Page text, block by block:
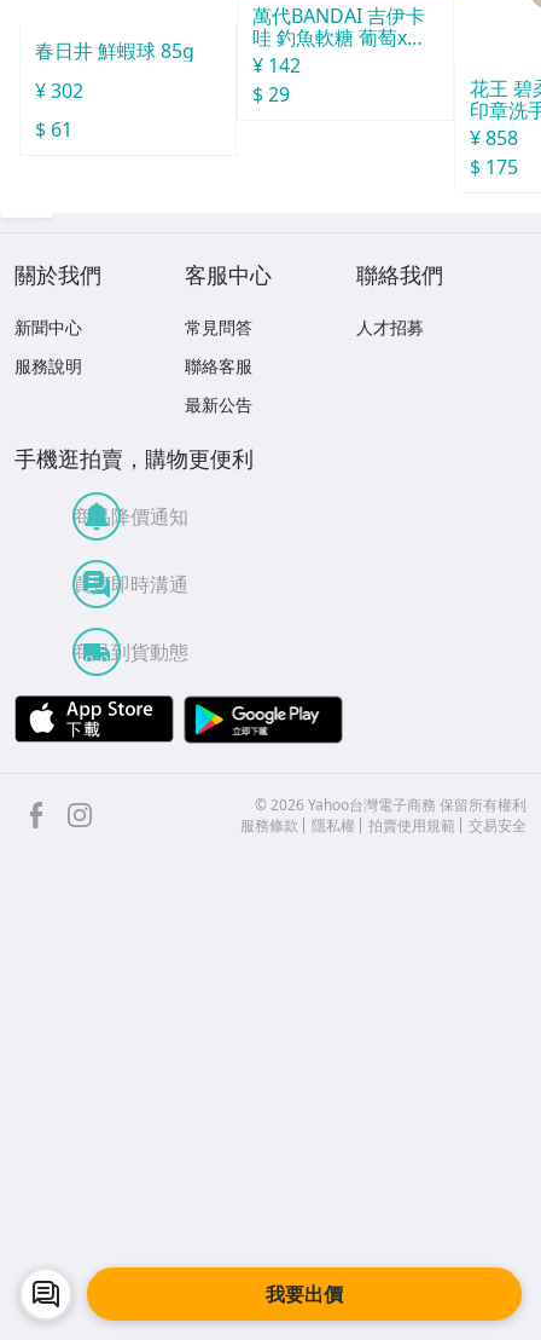
我要出價
春日井 鮮蝦球 85g
¥ 302
$ 61
萬代BANDAI 吉伊卡
哇 釣魚軟糖 葡萄x蘇
打 14g
¥ 142
$ 29
花王 碧
印章洗
0ml
¥ 858
$ 175
關於我們
新聞中心
服務說明
客服中心
常見問答
聯絡客服
最新公告
聯絡我們
人才招募
手機逛拍賣，購物更便利
商品降價通知
買賣即時溝通
商品到貨動態
APP Store
facebook ©2026 Yahoo台灣電子商務 保留所有權利
服務條款
隱私權 拍賣使用規範 交易安全